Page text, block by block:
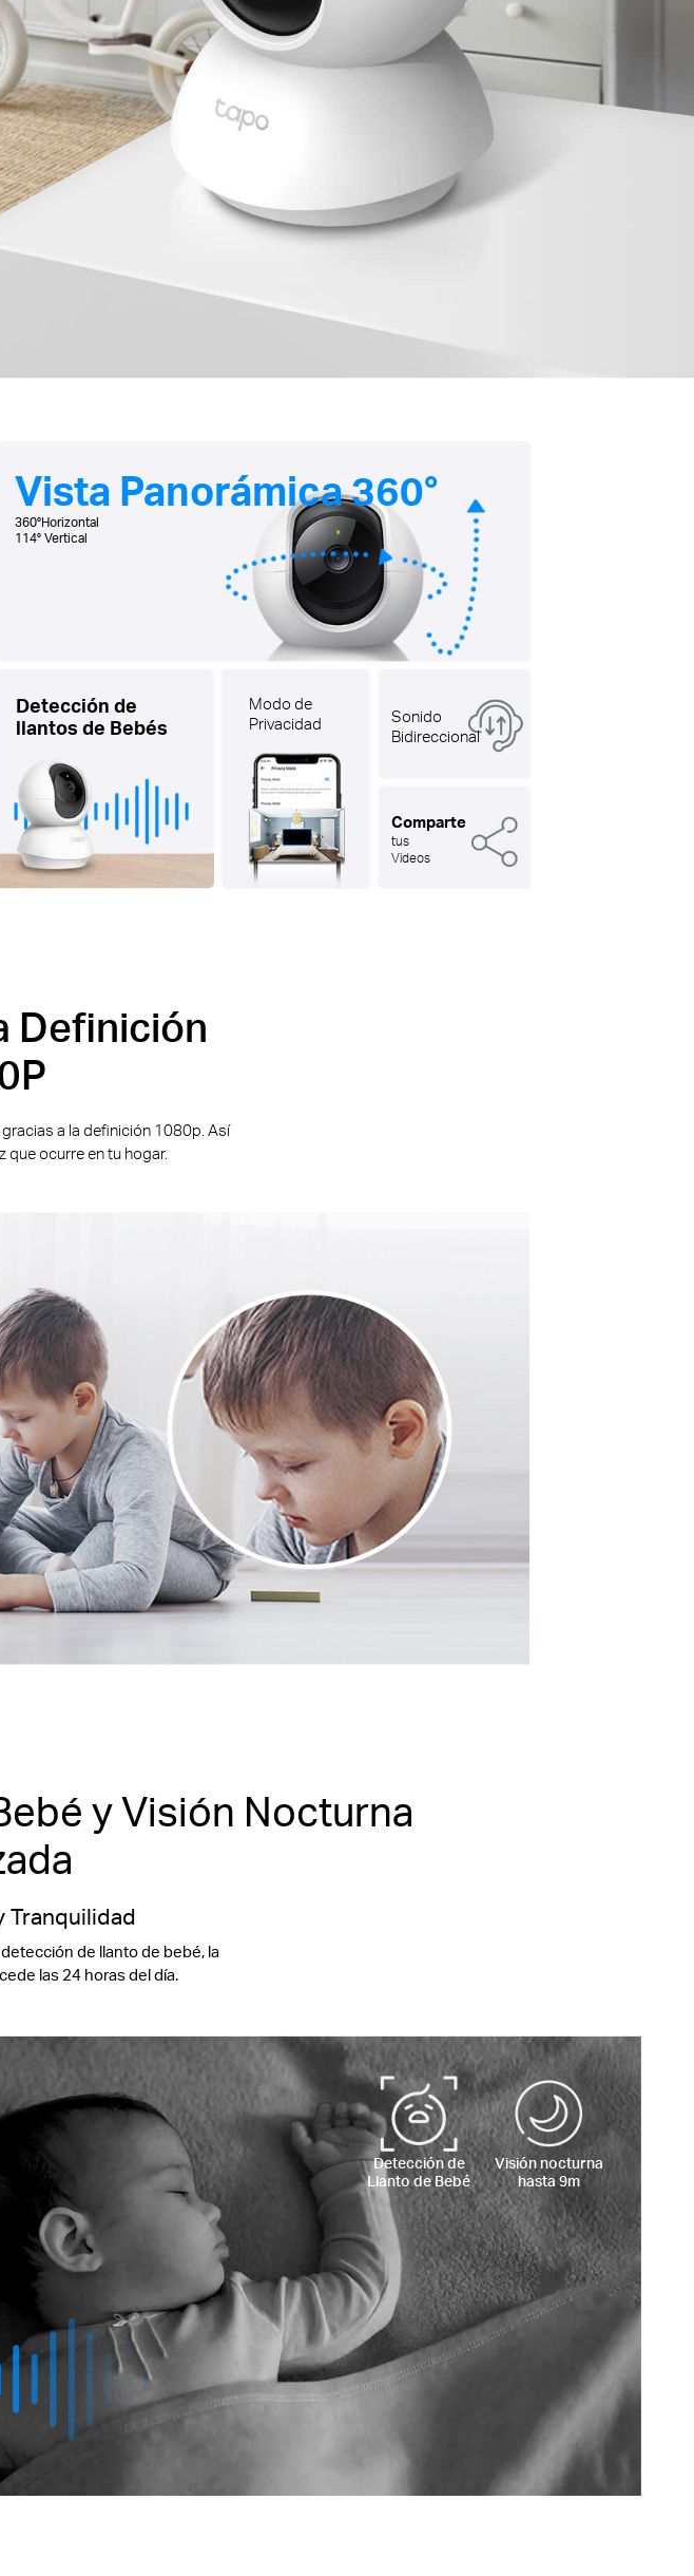
Vista Panorámica 360°
360°Horizontal
114° Vertical
Detección de
llantos de Bebés
Modo de
Privacidad
Sonido
Bidireccional
Comparte
tus
Videos
Definición
a la definición 1080p. Así
que ocurre en tu hogar.
y Visión Nocturna
Tranquilidad
de llanto de bebé, la
las 24 horas del día.
Detección de
Llanto de Bebé
Visión nocturna
hasta 9m